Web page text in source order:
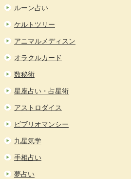
ルーン占い
ケルトツリー
アニマルメディスン
オラクルカード
数秘術
星座占い・占星術
アストロダイス
ビブリオマンシー
九星気学
手相占い
夢占い